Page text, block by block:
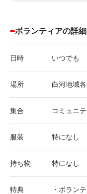
ボランティアの詳細
日時 いつでも
場所 白河地域
集合 コミュニ
服装 特になし
持ち物 特になし
特典 ・ボラン